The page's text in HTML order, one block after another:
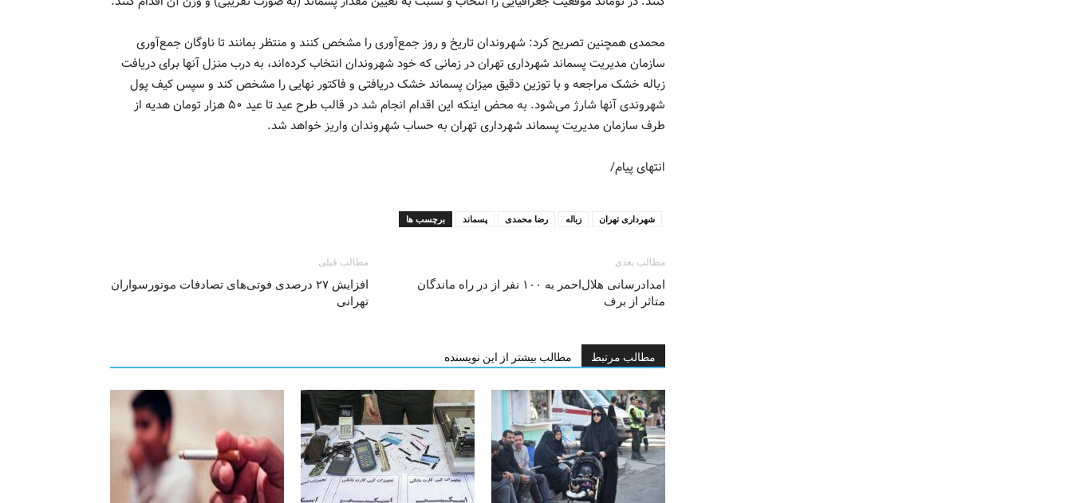
محمدی همچنین تصریح کرد: شهروندان تاریخ و روز جمع‌آوری را مشخص کنند و منتظر بمانند تا ناوگان جمع‌آوری
سازمان مدیریت پسماند شهرداری تهران در زمانی که خود شهروندان انتخاب کرده‌اند، به درب منزل آنها برای دریافت
زباله خشک مراجعه و با توزین دقیق میزان پسماند خشک دریافتی و فاکتور نهایی را مشخص کند و سپس کیف پول
شهروندی آنها شارژ می‌شود. به محض اینکه این اقدام انجام شد در قالب طرح عید تا عید ۵۰ هزار تومان هدیه از
طرف سازمان مدیریت پسماند شهرداری تهران به حساب شهروندان واریز خواهد شد.
انتهای پیام/
برچسب ها پسماند رضا محمدی زباله شهرداری تهران
مطالب قبلی
افزایش ۲۷ درصدی فوتی‌های تصادفات موتورسواران
تهرانی
مطالب بعدی
امدادرسانی هلال‌احمر به ۱۰۰ نفر از در راه ماندگان
متاثر از برف
مطالب مرتبط مطالب بیشتر از این نویسنده